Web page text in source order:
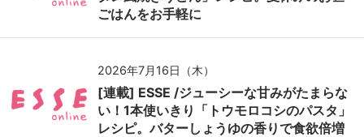
ごはんをお手軽に
2026年7月16日（木）
[連載] ESSE /ジューシーな甘みがたまらな
い！1本使いきり「トウモロコシのパスタ」
レシピ。バターしょうゆの香りで食欲倍増